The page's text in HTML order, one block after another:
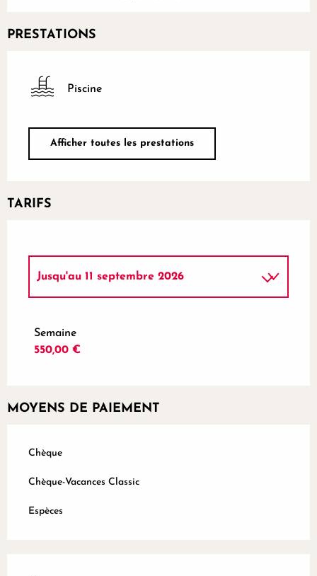
PRESTATIONS
Piscine
Afficher toutes les prestations
TARIFS
Jusqu'au 11 septembre 2026
2026
Semaine
550,00 €
MOYENS DE PAIEMENT
Chèque
Chèque-Vacances Classic
Espèces